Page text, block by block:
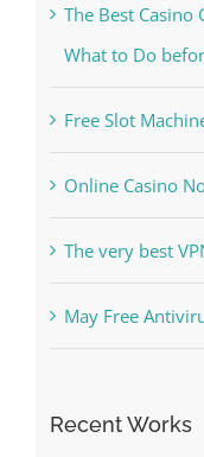
The Best Casino
What to Do
Free Slot
Online Casino
The very best
May Free
Recent Works